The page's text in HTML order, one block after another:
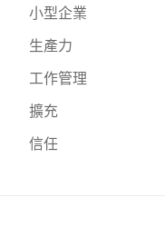
小型企業
生產力
工作管理
擴充
信任